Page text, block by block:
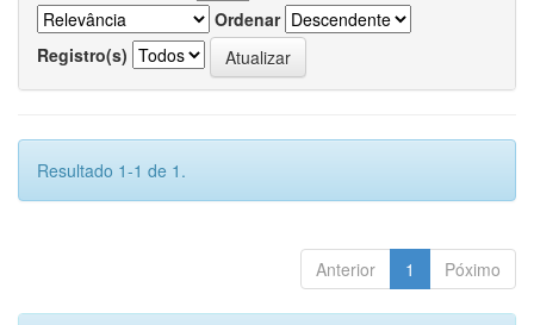
Ordenar
Registro(s)
Resultado 1-1 de 1.
Anterior 1 Póximo